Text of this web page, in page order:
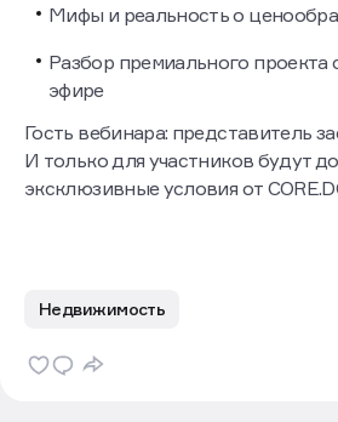
Мифы и реальность о
Разбор премиального
эфире
Гость вебинара: представитель
И только для участников будут
эксклюзивные условия от
Недвижимость